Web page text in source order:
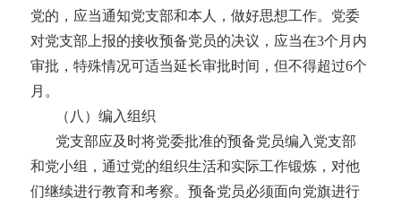
党的，应当通知党支部和本人，做好思想工作。党委
对党支部上报的接收预备党员的决议，应当在3个月内
审批，特殊情况可适当延长审批时间，但不得超过6个
月。
（八）编入组织
党支部应及时将党委批准的预备党员编入党支部
和党小组，通过党的组织生活和实际工作锻炼，对他
们继续进行教育和考察。预备党员必须面向党旗进行